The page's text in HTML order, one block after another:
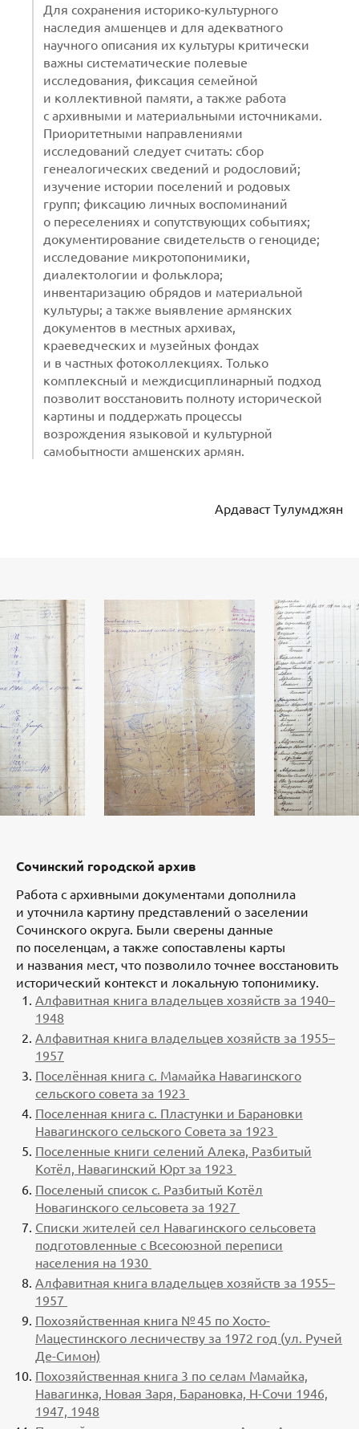
Для сохранения историко‑культурного
наследия амшенцев и для адекватного
научного описания их культуры критически
важны систематические полевые
исследования, фиксация семейной
и коллективной памяти, а также работа
с архивными и материальными источниками.
Приоритетными направлениями
исследований следует считать: сбор
генеалогических сведений и родословий;
изучение истории поселений и родовых
групп; фиксацию личных воспоминаний
о переселениях и сопутствующих событиях;
документирование свидетельств о геноциде;
исследование микротопонимики,
диалектологии и фольклора;
инвентаризацию обрядов и материальной
культуры; а также выявление армянских
документов в местных архивах,
краеведческих и музейных фондах
и в частных фотоколлекциях. Только
комплексный и междисциплинарный подход
позволит восстановить полноту исторической
картины и поддержать процессы
возрождения языковой и культурной
самобытности амшенских армян.
Ардаваст Тулумджян
Сочинский городской архив
Работа с архивными документами дополнила
и уточнила картину представлений о заселении
Сочинского округа. Были сверены данные
по поселенцам, а также сопоставлены карты
и названия мест, что позволило точнее восстановить
исторический контекст и локальную топонимику.
Алфавитная книга владельцев хозяйств за 1940–
1948
Алфавитная книга владельцев хозяйств за 1955–
1957
Поселённая книга с. Мамайка Навагинского
сельского совета за 1923
Поселенная книга с. Пластунки и Барановки
Навагинского сельского Совета за 1923
Поселенные книги селений Алека, Разбитый
Котёл, Навагинский Юрт за 1923
Поселеный список с. Разбитый Котёл
Новагинского сельсовета за 1927
Списки жителей сел Навагинского сельсовета
подготовленные с Всесоюзной переписи
населения на 1930
Алфавитная книга владельцев хозяйств за 1955–
1957
Похозяйственная книга № 45 по Хосто-
Мацестинского лесничеству за 1972 год (ул. Ручей
Де-Симон)
Похозяйственная книга 3 по селам Мамайка,
Навагинка, Новая Заря, Барановка, Н-Сочи 1946,
1947, 1948